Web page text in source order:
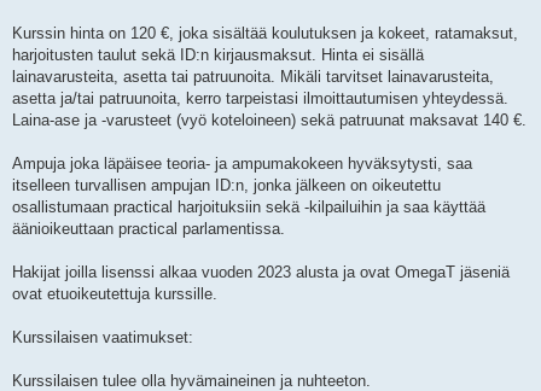
Kurssin hinta on 120 €, joka sisältää koulutuksen ja kokeet, ratamaksut,
harjoitusten taulut sekä ID:n kirjausmaksut. Hinta ei sisällä
lainavarusteita, asetta tai patruunoita. Mikäli tarvitset lainavarusteita,
asetta ja/tai patruunoita, kerro tarpeistasi ilmoittautumisen yhteydessä.
Laina-ase ja -varusteet (vyö koteloineen) sekä patruunat maksavat 140 €.
Ampuja joka läpäisee teoria- ja ampumakokeen hyväksytysti, saa
itselleen turvallisen ampujan ID:n, jonka jälkeen on oikeutettu
osallistumaan practical harjoituksiin sekä -kilpailuihin ja saa käyttää
äänioikeuttaan practical parlamentissa.
Hakijat joilla lisenssi alkaa vuoden 2023 alusta ja ovat OmegaT jäseniä
ovat etuoikeutettuja kurssille.
Kurssilaisen vaatimukset:
Kurssilaisen tulee olla hyvämaineinen ja nuhteeton.